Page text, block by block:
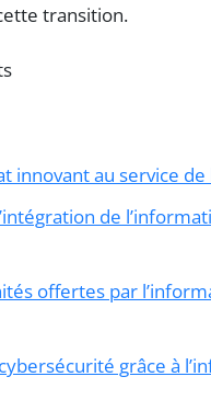
transition.
innovant au service de
de
offertes par
grâce à